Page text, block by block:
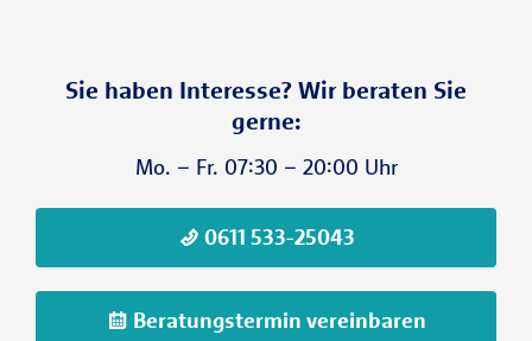
Sie haben Interesse? Wir beraten Sie
gerne:
Mo. – Fr. 07:30 – 20:00 Uhr
0611 533-25043
Beratungstermin vereinbaren